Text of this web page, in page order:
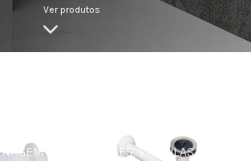
Ver produtos
SIFÕES, VÁLVULAS E ACE